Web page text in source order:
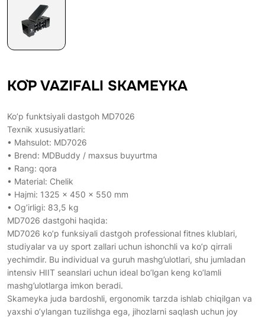
KO`P VAZIFALI SKAMEYKA
Ko’p funktsiyali dastgoh MD7026
Texnik xususiyatlari:
• Mahsulot: MD7026
• Brend: MDBuddy / maxsus buyurtma
• Rang: qora
• Material: Chelik
• Hajmi: 1325 × 450 × 550 mm
• Og’irligi: 83,5 kg
MD7026 dastgohi haqida:
MD7026 ko’p funksiyali dastgoh professional fitnes klublari,
studiyalar va uy sport zallari uchun ishonchli va ko’p qirrali
yechimdir. Bu individual va guruh mashg’ulotlari, shu jumladan
intensiv HIIT seanslari uchun ideal bo’lgan keng ko’lamli
mashg’ulotlarga imkon beradi.
Skameyka juda bardoshli, ergonomik tarzda ishlab chiqilgan va
yaxshi o’ylangan tuzilishga ega, jihozlarni saqlash uchun joy